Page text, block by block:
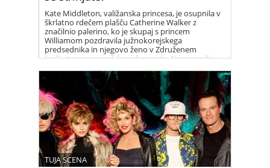
Kate Middleton, valižanska princesa, je osupnila v
škrlatno rdečem plašču Catherine Walker z
značilnio palerino, ko je skupaj s princem
Williamom pozdravila južnokorejskega
predsednika in njegovo ženo v Združenem
kraljestvu na paradi konjske garde. Nam se zdi
TUJA SCENA